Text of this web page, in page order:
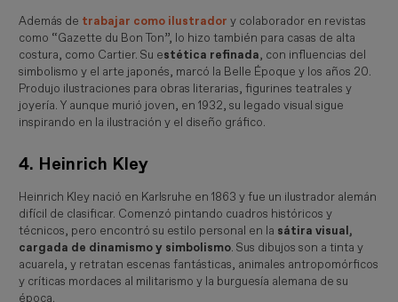
Además de trabajar como ilustrador y colaborador en revistas
como “Gazette du Bon Ton”, lo hizo también para casas de alta
costura, como Cartier. Su estética refinada, con influencias del
simbolismo y el arte japonés, marcó la Belle Époque y los años 20.
Produjo ilustraciones para obras literarias, figurines teatrales y
joyería. Y aunque murió joven, en 1932, su legado visual sigue
inspirando en la ilustración y el diseño gráfico.
4. Heinrich Kley
Heinrich Kley nació en Karlsruhe en 1863 y fue un ilustrador alemán
difícil de clasificar. Comenzó pintando cuadros históricos y
técnicos, pero encontró su estilo personal en la sátira visual,
cargada de dinamismo y simbolismo. Sus dibujos son a tinta y
acuarela, y retratan escenas fantásticas, animales antropomórficos
y críticas mordaces al militarismo y la burguesía alemana de su
época.